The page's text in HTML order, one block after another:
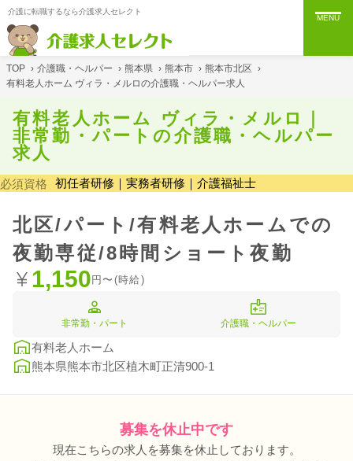
介護に転職するなら介護求人セレクト
MENU
TOP › 介護職・ヘルパー › 熊本県 › 熊本市 › 熊本市北区 ›
有料老人ホーム ヴィラ・メルロの介護職・ヘルパー求人
有料老人ホーム ヴィラ・メルロ｜
非常勤・パートの介護職・ヘルパー
求人
必須資格 初任者研修｜実務者研修｜介護福祉士
北区/パート/有料老人ホームでの
夜勤専従/8時間ショート夜勤
1,150円〜(時給)
非常勤・パート 介護職・ヘルパー
有料老人ホーム
熊本県熊本市北区植木町正清900-1
募集を休止中です
現在こちらの求人を募集を休止しております。